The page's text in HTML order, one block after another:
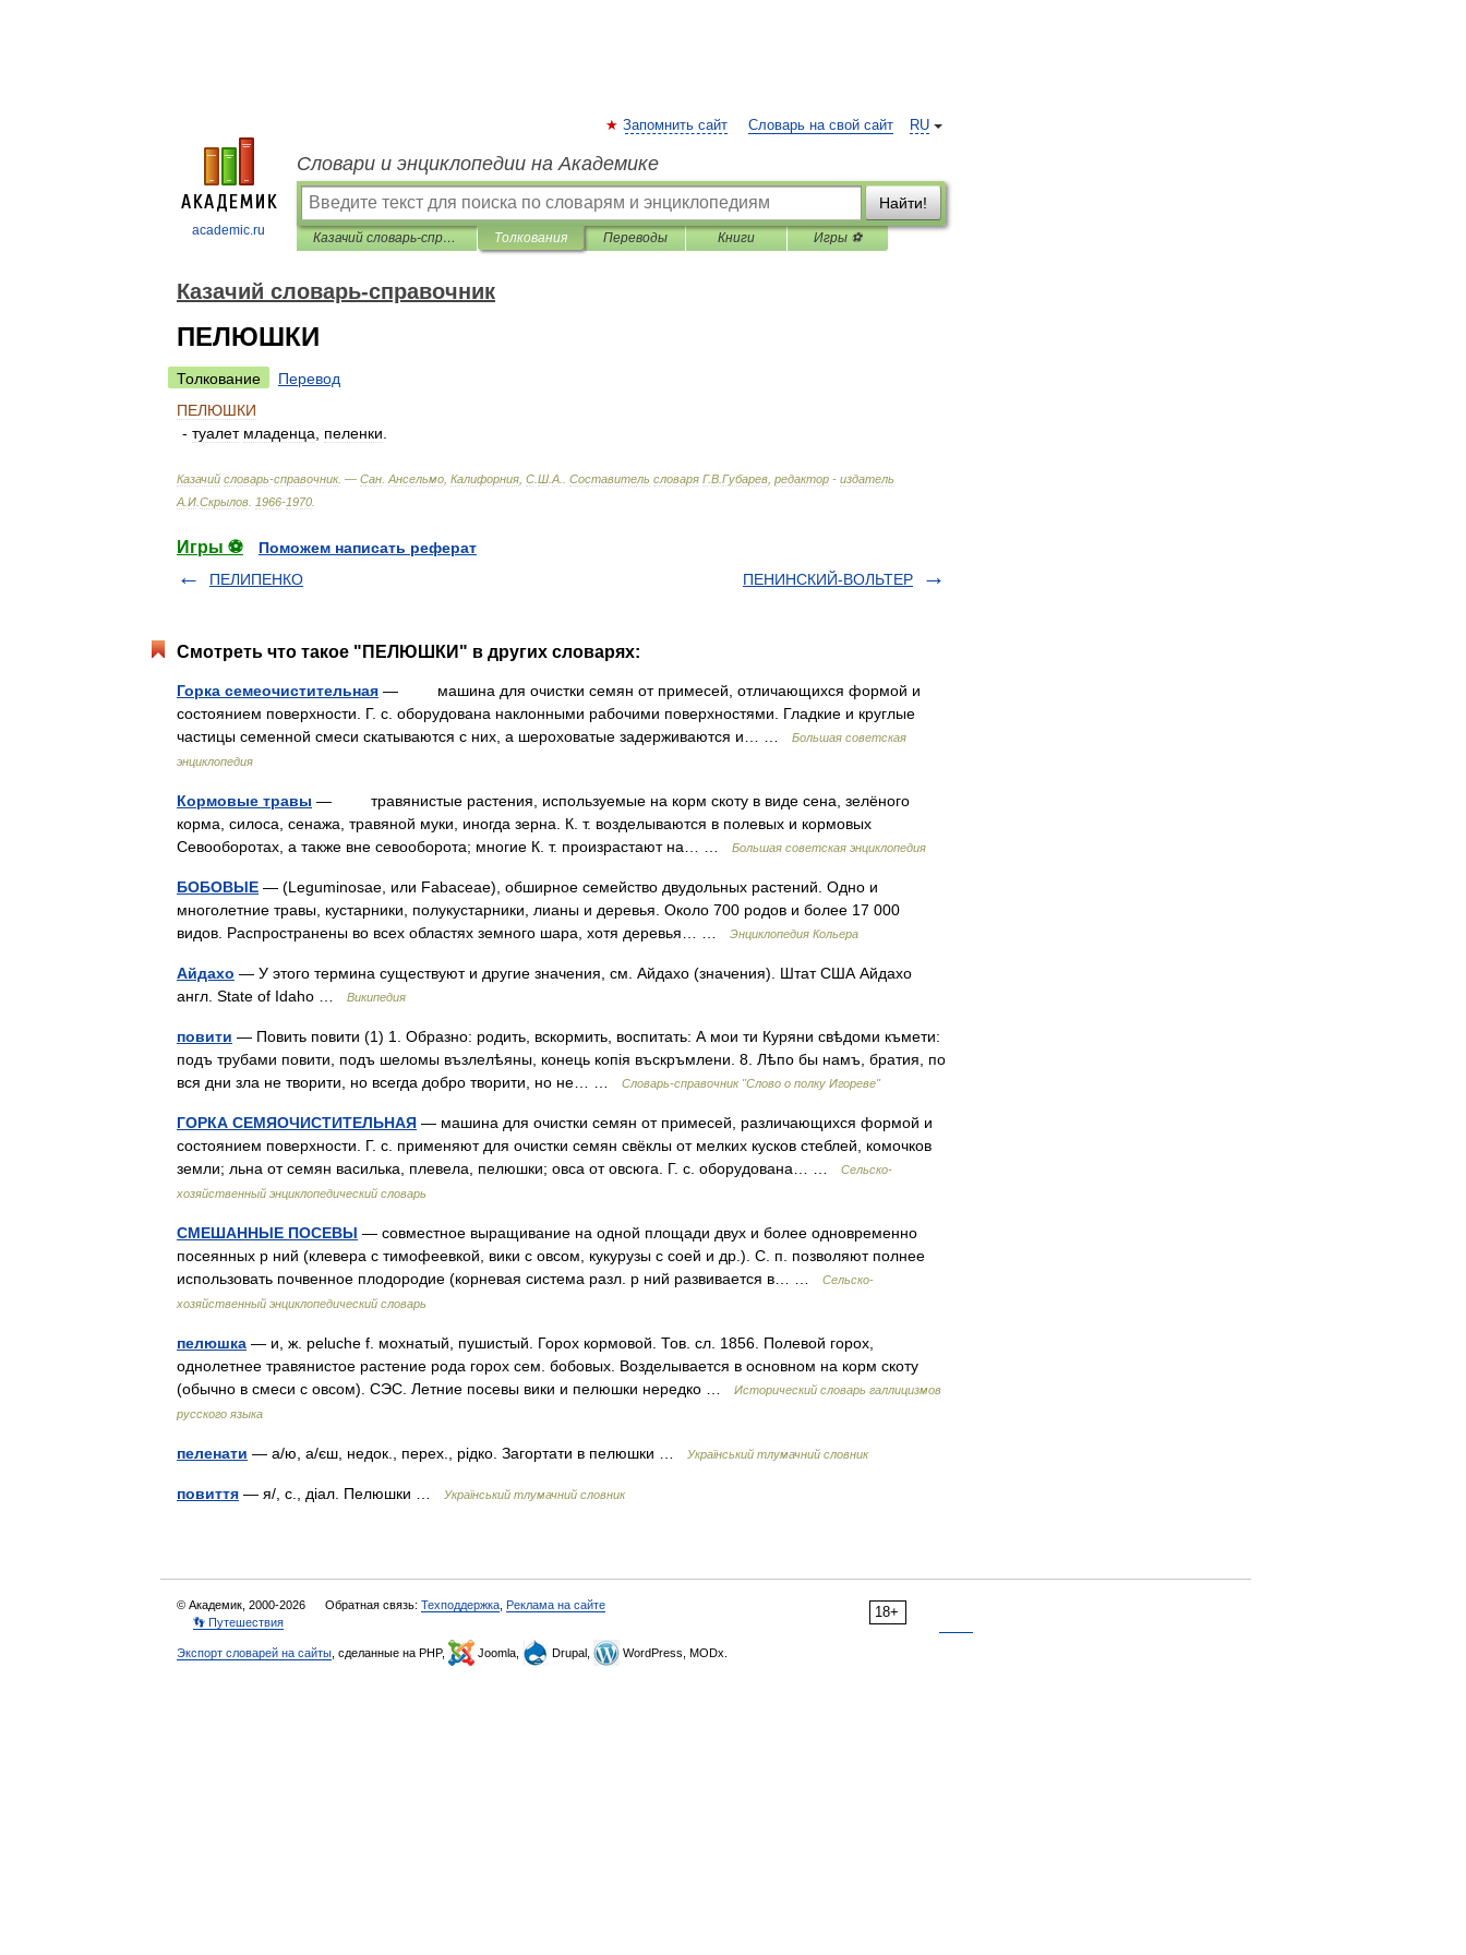
academic.ru
RU
Запомнить сайт Словарь на свой сайт
Словари и энциклопедии на Академике
Найти!
Казачий словарь-справочник Толкования Переводы Книги Игры ⚽
Казачий словарь-справочник
ПЕЛЮШКИ
Толкование
Перевод
ПЕЛЮШКИ
- туалет младенца пеленки
Казачий словарь-справочник. — Сан Ансельмо Калифорния С Ш А Составитель словаря Г.В Губарев редактор - издатель
А И Скрылов 1966-1970
Игры ⚽
Поможем написать реферат
ПЕЛИПЕНКО
ПЕНИНСКИЙ-ВОЛЬТЕР
Смотреть что такое "ПЕЛЮШКИ" в других словарях:
Горка семеочистительная — машина для очистки семян от примесей, отличающихся формой и
состоянием поверхности. Г. с. оборудована наклонными рабочими поверхностями. Гладкие и круглые
частицы семенной смеси скатываются с них, а шероховатые задерживаются и… …
Большая советская
энциклопедия
Кормовые травы — травянистые растения, используемые на корм скоту в виде сена, зелёного
корма, силоса, сенажа, травяной муки, иногда зерна. К. т. возделываются в полевых и кормовых
Севооборотах, а также вне севооборота; многие К. т. произрастают на… …
Большая советская энциклопедия
БОБОВЫЕ — (Leguminosae, или Fabaceae), обширное семейство двудольных растений. Одно и
многолетние травы, кустарники, полукустарники, лианы и деревья. Около 700 родов и более 17 000
видов. Распространены во всех областях земного шара, хотя деревья… …
Энциклопедия Кольера
Айдахо — У этого термина существуют и другие значения, см. Айдахо (значения). Штат США Айдахо
англ. State of Idaho …
Википедия
повити — Повить повити (1) 1. Образно: родить, вскормить, воспитать: А мои ти Куряни свѣдоми къмети:
подъ трубами повити, подъ шеломы възлелѣяны, конець копія въскръмлени. 8. Лѣпо бы намъ, братия, по
вся дни зла не творити, но всегда добро творити, но не… …
Словарь-справочник "Слово о полку Игореве"
ГОРКА СЕМЯОЧИСТИТЕЛЬНАЯ — машина для очистки семян от примесей, различающихся формой и
состоянием поверхности. Г. с. применяют для очистки семян свёклы от мелких кусков стеблей, комочков
земли; льна от семян василька, плевела, пелюшки; овса от овсюга. Г. с. оборудована… …
Сельско-
хозяйственный энциклопедический словарь
СМЕШАННЫЕ ПОСЕВЫ — совместное выращивание на одной площади двух и более одновременно
посеянных р ний (клевера с тимофеевкой, вики с овсом, кукурузы с соей и др.). С. п. позволяют полнее
использовать почвенное плодородие (корневая система разл. р ний развивается в… …
Сельско-
хозяйственный энциклопедический словарь
пелюшка — и, ж. peluche f. мохнатый, пушистый. Горох кормовой. Тов. сл. 1856. Полевой горох,
однолетнее травянистое растение рода горох сем. бобовых. Возделывается в основном на корм скоту
(обычно в смеси с овсом). СЭС. Летние посевы вики и пелюшки нередко …
Исторический словарь галлицизмов
русского языка
пеленати — а/ю, а/єш, недок., перех., рідко. Загортати в пелюшки … Український тлумачний словник
повиття — я/, с., діал. Пелюшки … Український тлумачний словник
18+
© Академик, 2000-2026 Обратная связь: Техподдержка Реклама на сайте
👣 Путешествия
Экспорт словарей на сайты , сделанные на PHP, Joomla, Drupal, WordPress, MODx.